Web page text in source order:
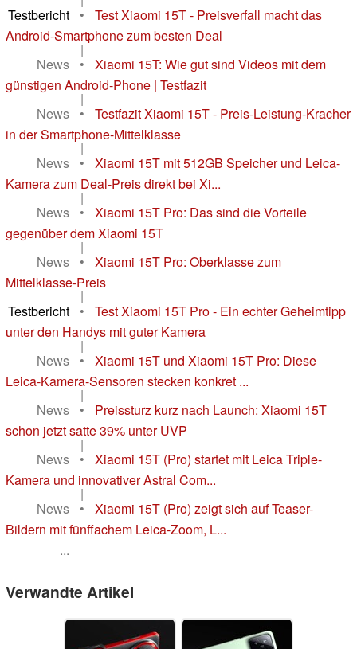
Testbericht
•
Test Xiaomi 15T - Preisverfall macht das
Android-Smartphone zum besten Deal
|
News
•
Xiaomi 15T: Wie gut sind Videos mit dem
günstigen Android-Phone | Testfazit
|
News
•
Testfazit Xiaomi 15T - Preis-Leistung-Kracher
in der Smartphone-Mittelklasse
|
News
•
Xiaomi 15T mit 512GB Speicher und Leica-
Kamera zum Deal-Preis direkt bei Xi...
|
News
•
Xiaomi 15T Pro: Das sind die Vorteile
gegenüber dem Xiaomi 15T
|
News
•
Xiaomi 15T Pro: Oberklasse zum
Mittelklasse-Preis
|
Testbericht
•
Test Xiaomi 15T Pro - Ein echter Geheimtipp
unter den Handys mit guter Kamera
|
News
•
Xiaomi 15T und Xiaomi 15T Pro: Diese
Leica-Kamera-Sensoren stecken konkret ...
|
News
•
Preissturz kurz nach Launch: Xiaomi 15T
schon jetzt satte 39% unter UVP
|
News
•
Xiaomi 15T (Pro) startet mit Leica Triple-
Kamera und innovativer Astral Com...
|
News
•
Xiaomi 15T (Pro) zeigt sich auf Teaser-
Bildern mit fünffachem Leica-Zoom, L...
...
Verwandte Artikel